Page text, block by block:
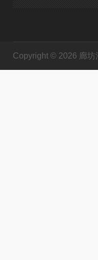
Copyright © 2026 廊坊